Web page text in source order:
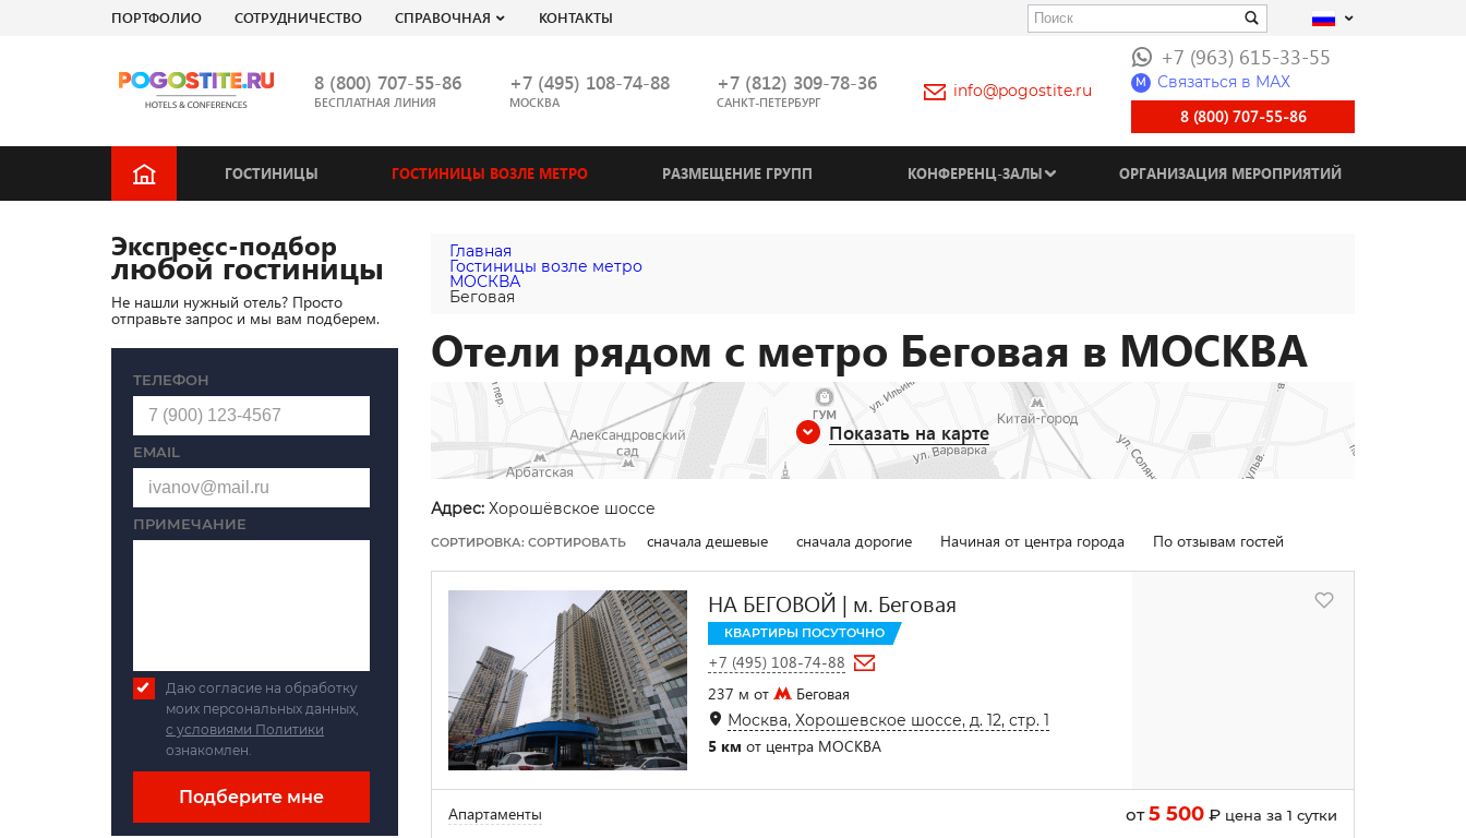
ПОРТФОЛИО СОТРУДНИЧЕСТВО СПРАВОЧНАЯ КОНТАКТЫ
8 (800) 707-55-86
БЕСПЛАТНАЯ ЛИНИЯ
+7 (495) 108-74-88
МОСКВА
+7 (812) 309-78-36
САНКТ-ПЕТЕРБУРГ
info@pogostite.ru
+7 (963) 615-33-55
M Связаться в МАХ
8 (800) 707-55-86
ГОСТИНИЦЫ ГОСТИНИЦЫ ВОЗЛЕ МЕТРО РАЗМЕЩЕНИЕ ГРУПП КОНФЕРЕНЦ-ЗАЛЫ ОРГАНИЗАЦИЯ МЕРОПРИЯТИЙ
Главная
Гостиницы возле метро
МОСКВА
Беговая
Отели рядом с метро Беговая в МОСКВА
Показать на карте
Адрес:Хорошёвское шоссе
СОРТИРОВКА: СОРТИРОВАТЬ сначала дешевые сначала дорогие Начиная от центра города По отзывам гостей
НА БЕГОВОЙ | м. Беговая
КВАРТИРЫ ПОСУТОЧНО
+7 (495) 108-74-88
237 м от
Беговая
Москва, Хорошевское шоссе, д. 12, стр. 1
5 км от центра МОСКВА
Апартаменты от5 500₽ цена за 1 сутки
Экспресс-подбор
любой гостиницы
Не нашли нужный отель? Просто
отправьте запрос и мы вам подберем.
ТЕЛЕФОН
EMAIL
ПРИМЕЧАНИЕ
Даю согласие на обработку
моих персональных данных,
с условиями Политики
ознакомлен.
Подберите мне